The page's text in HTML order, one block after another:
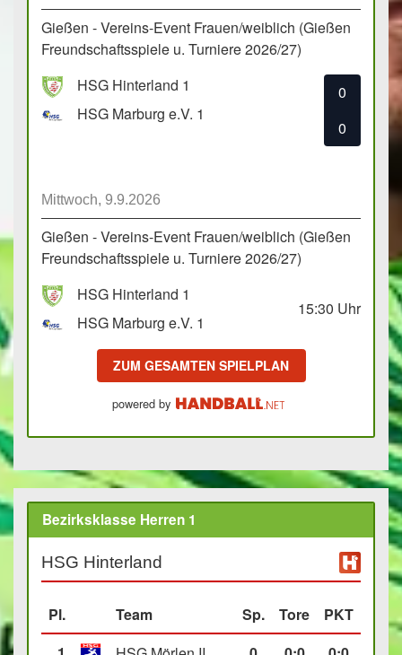
Gießen - Vereins-Event Frauen/weiblich (Gießen
Freundschaftsspiele u. Turniere 2026/27)
HSG Hinterland 1
HSG Marburg e.V. 1
0
0
Mittwoch, 9.9.2026
Gießen - Vereins-Event Frauen/weiblich (Gießen
Freundschaftsspiele u. Turniere 2026/27)
HSG Hinterland 1
HSG Marburg e.V. 1
15:30 Uhr
ZUM GESAMTEN SPIELPLAN
powered by
Bezirksklasse Herren 1
HSG Hinterland
Pl. Team Sp. Tore
PKT